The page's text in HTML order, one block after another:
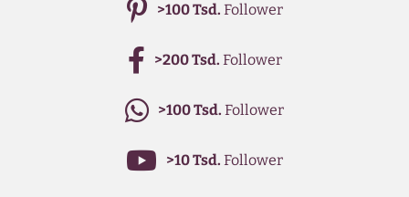
>100 Tsd. Follower
>200 Tsd. Follower
>100 Tsd. Follower
>10 Tsd. Follower